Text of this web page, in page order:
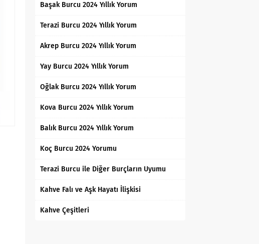
Başak Burcu 2024 Yıllık Yorum
Terazi Burcu 2024 Yıllık Yorum
Akrep Burcu 2024 Yıllık Yorum
Yay Burcu 2024 Yıllık Yorum
Oğlak Burcu 2024 Yıllık Yorum
Kova Burcu 2024 Yıllık Yorum
Balık Burcu 2024 Yıllık Yorum
Koç Burcu 2024 Yorumu
Terazi Burcu ile Diğer Burçların Uyumu
Kahve Falı ve Aşk Hayatı İlişkisi
Kahve Çeşitleri